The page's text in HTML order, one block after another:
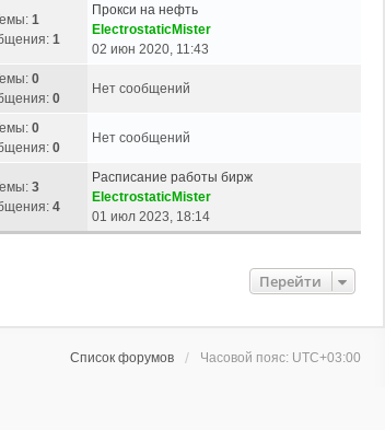
1
1
Прокси на нефть
ElectrostaticMister
02 июн 2020, 11:43
0
0
Нет сообщений
0
0
Нет сообщений
3
4
Расписание работы бирж
ElectrostaticMister
01 июл 2023, 18:14
Перейти
Список форумов Часовой пояс: UTC+03:00